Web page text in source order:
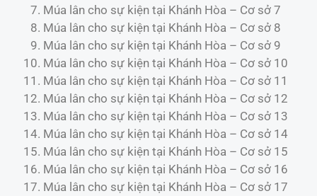
Múa lân cho sự kiện tại Khánh Hòa – Cơ sở 7
Múa lân cho sự kiện tại Khánh Hòa – Cơ sở 8
Múa lân cho sự kiện tại Khánh Hòa – Cơ sở 9
Múa lân cho sự kiện tại Khánh Hòa – Cơ sở 10
Múa lân cho sự kiện tại Khánh Hòa – Cơ sở 11
Múa lân cho sự kiện tại Khánh Hòa – Cơ sở 12
Múa lân cho sự kiện tại Khánh Hòa – Cơ sở 13
Múa lân cho sự kiện tại Khánh Hòa – Cơ sở 14
Múa lân cho sự kiện tại Khánh Hòa – Cơ sở 15
Múa lân cho sự kiện tại Khánh Hòa – Cơ sở 16
Múa lân cho sự kiện tại Khánh Hòa – Cơ sở 17